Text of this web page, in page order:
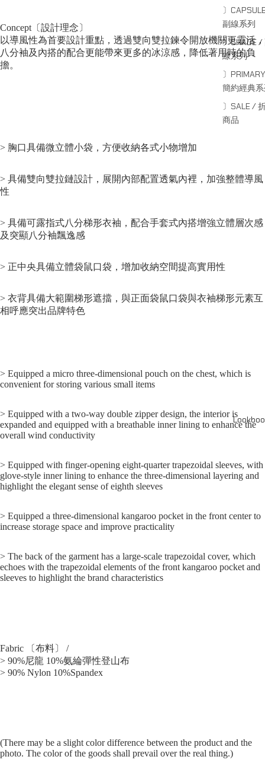
〕
副線系列
〕SHADE /
線系列
〕
簡約經典
〕SALE /
商品
Concept〔設計理念〕
以導風性為首要設計重點，透過雙向雙拉鍊令開放機關更靈活，
八分袖及內搭的配合更能帶來更多的冰涼感，降低著用時的負
擔。
> 胸口具備微立體小袋，方便收納各式小物增加
> 具備雙向雙拉鏈設計，展開內部配置透氣內裡，加強整體導風
性
> 具備可露指式八分梯形衣袖，配合手套式內搭增強立體層次感
及突顯八分袖飄逸感
> 正中央具備立體袋鼠口袋，增加收納空間提高實用性
> 衣背具備大範圍梯形遮擋，與正面袋鼠口袋與衣袖梯形元素互
相呼應突出品牌特色
> Equipped a micro three-dimensional pouch on the chest, which is
convenient for storing various small items
> Equipped with a two-way double zipper design, the interior is
expanded and equipped with a breathable inner lining to enhance the
overall wind conductivity
> Equipped with finger-opening eight-quarter trapezoidal sleeves, with
glove-style inner lining to enhance the three-dimensional layering and
highlight the elegant sense of eighth sleeves
> Equipped a three-dimensional kangaroo pocket in the front center to
increase storage space and improve practicality
> The back of the garment has a large-scale trapezoidal cover, which
echoes with the trapezoidal elements of the front kangaroo pocket and
sleeves to highlight the brand characteristics
Fabric 〔布料〕 /
> 90%尼龍 10%氨綸彈性登山布
> 90% Nylon 10%Spandex
(There may be a slight color difference between the product and the
photo. The color of the goods shall prevail over the real thing.)